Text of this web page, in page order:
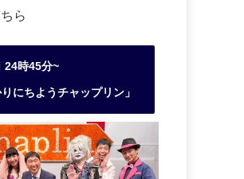
ら
24時45分~
にちようチャップリン」